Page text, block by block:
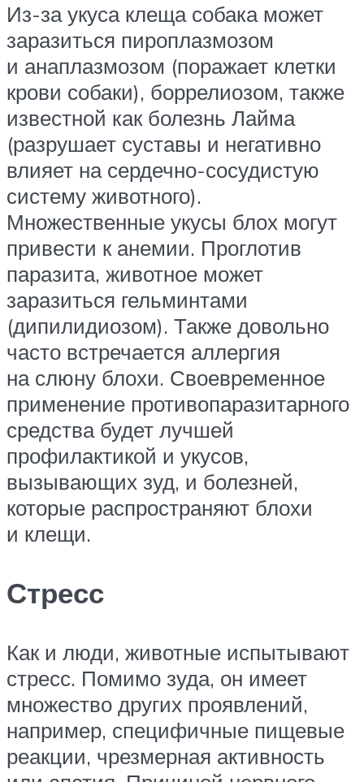
Из-за укуса клеща собака может
заразиться пироплазмозом
и анаплазмозом (поражает клетки
крови собаки), боррелиозом, также
известной как болезнь Лайма
(разрушает суставы и негативно
влияет на сердечно-сосудистую
систему животного).
Множественные укусы блох могут
привести к анемии. Проглотив
паразита, животное может
заразиться гельминтами
(дипилидиозом). Также довольно
часто встречается аллергия
на слюну блохи. Своевременное
применение противопаразитарного
средства будет лучшей
профилактикой и укусов,
вызывающих зуд, и болезней,
которые распространяют блохи
и клещи.
Стресс
Как и люди, животные испытывают
стресс. Помимо зуда, он имеет
множество других проявлений,
например, специфичные пищевые
реакции, чрезмерная активность